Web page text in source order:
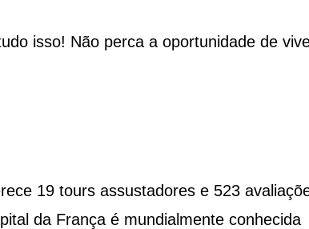
isso! Não perca a oportunidade de
19 tours assustadores e 523
da França é mundialmente conhecida